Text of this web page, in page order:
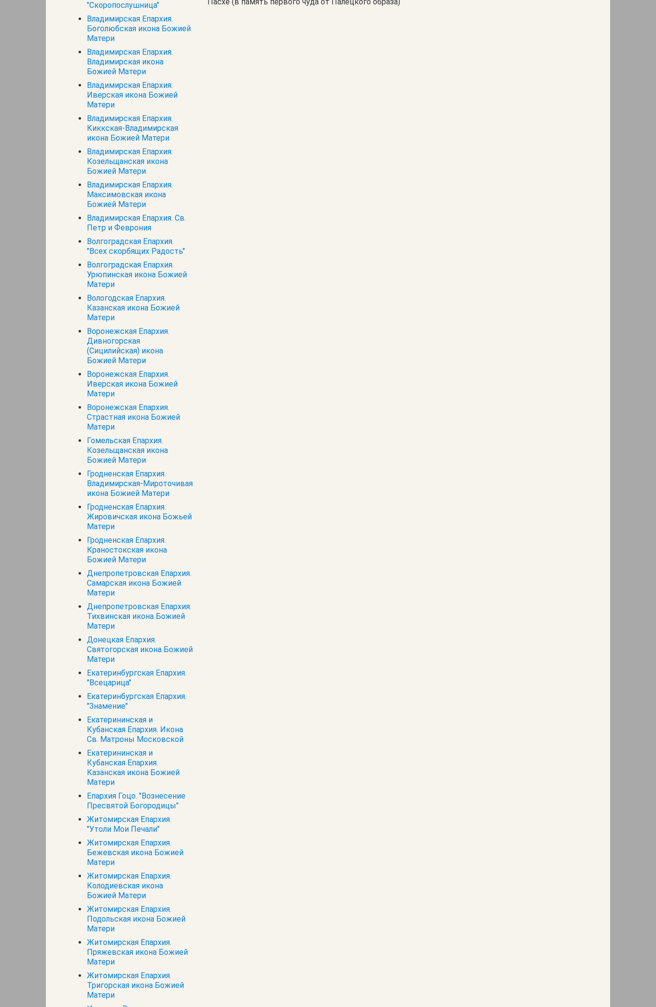
"Скоропослушница"
Владимирская Епархия.
Боголюбская икона Божией
Матери
Владимирская Епархия.
Владимирская икона
Божией Матери
Владимирская Епархия.
Иверская икона Божией
Матери
Владимирская Епархия.
Киккская-Владимирская
икона Божией Матери
Владимирская Епархия.
Козельщанская икона
Божией Матери
Владимирская Епархия.
Максимовская икона
Божией Матери
Владимирская Епархия. Св.
Петр и Феврония
Волгоградская Епархия.
"Всех скорбящих Радость"
Волгоградская Епархия.
Урюпинская икона Божией
Матери
Вологодская Епархия.
Казанская икона Божией
Матери
Воронежская Епархия.
Дивногорская
(Сицилийская) икона
Божией Матери
Воронежская Епархия.
Иверская икона Божией
Матери
Воронежская Епархия.
Страстная икона Божией
Матери
Гомельская Епархия.
Козельщанская икона
Божией Матери
Гродненская Епархия.
Владимирская-Мироточивая
икона Божией Матери
Гродненская Епархия.
Жировичская икона Божьей
Матери
Гродненская Епархия.
Краностокская икона
Божией Матери
Днепропетровская Епархия.
Самарская икона Божией
Матери
Днепропетровская Епархия.
Тихвинская икона Божией
Матери
Донецкая Епархия.
Святогорская икона Божией
Матери
Екатеринбургская Епархия.
"Всецарица"
Екатеринбургская Епархия.
"Знамение"
Екатерининская и
Кубанская Епархия. Икона
Св. Матроны Московской
Екатерининская и
Кубанская Епархия.
Казанская икона Божией
Матери
Епархия Гоцо. "Вознесение
Пресвятой Богородицы"
Житомирская Епархия.
"Утоли Мои Печали"
Житомирская Епархия.
Бежевская икона Божией
Матери
Житомирская Епархия.
Колодиевская икона
Божией Матери
Житомирская Епархия.
Подольская икона Божией
Матери
Житомирская Епархия.
Пряжевская икона Божией
Матери
Житомирская Епархия.
Тригорская икона Божией
Матери